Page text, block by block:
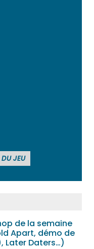
JEU
de la semaine
Apart, démo de
Later Daters…)